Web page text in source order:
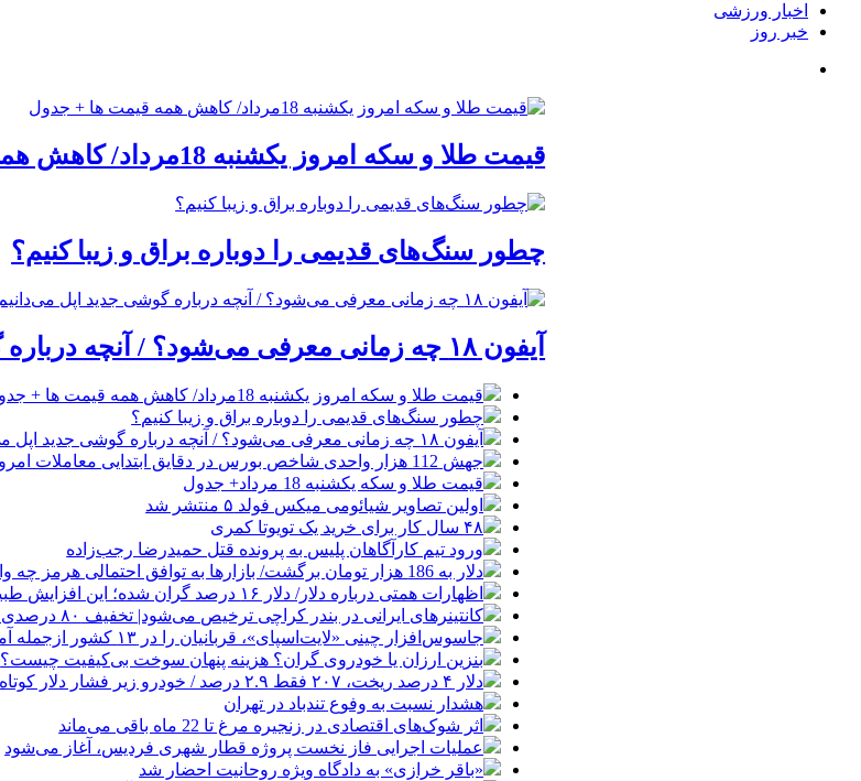
اخبار ورزشی
خبر روز
قیمت طلا و سکه امروز یکشنبه 18مرداد/ کاهش همه قیمت ها + جدول
چطور سنگ‌های قدیمی را دوباره براق و زیبا کنیم؟
آیفون ۱۸ چه زمانی معرفی می‌شود؟ / آنچه درباره گوشی جدید اپل می‌دانیم
قیمت طلا و سکه امروز یکشنبه 18مرداد/ کاهش همه قیمت ها + جدول
چطور سنگ‌های قدیمی را دوباره براق و زیبا کنیم؟
آیفون ۱۸ چه زمانی معرفی می‌شود؟ / آنچه درباره گوشی جدید اپل می‌دانیم
جهش 112 هزار واحدی شاخص بورس در دقایق ابتدایی معاملات امروز
قیمت طلا و سکه یکشنبه 18 مرداد+ جدول
اولین تصاویر شیائومی میکس فولد ۵ منتشر شد
۴۸ سال کار برای خرید یک تویوتا کمری
ورود تیم کارآگاهان پلیس به پرونده قتل حمیدرضا رجب‌زاده
دلار به 186 هزار تومان برگشت/ بازارها به توافق احتمالی هرمز چه واکنشی نشان دادند؟
اظهارات همتی درباره دلار/ دلار ۱۶ درصد گران شده؛ این افزایش طبیعی است
کانتینرهای ایرانی در بندر کراچی ترخیص می‌شود| تخفیف ۸۰ درصدی برای هزینه‌های انبارداری
جاسوس‌افزار چینی «لایت‌اسپای»، قربانیان را در ۱۳ کشور ازجمله آمریکا هدف گرفت
بنزین ارزان یا خودروی گران؟ هزینه پنهان سوخت بی‌کیفیت چیست؟
دلار ۴ درصد ریخت، ۲۰۷ فقط ۲.۹ درصد / خودرو زیر فشار دلار کوتاه می‌آید؟
هشدار نسبت به وفوع تندباد در تهران
اثر شوک‌های اقتصادی در زنجیره مرغ تا 22 ماه باقی می‌ماند
عملیات اجرایی فاز نخست پروژه قطار شهری فردیس، آغاز می‌شود
«باقر خرازی» به دادگاه ویژه روحانیت احضار شد